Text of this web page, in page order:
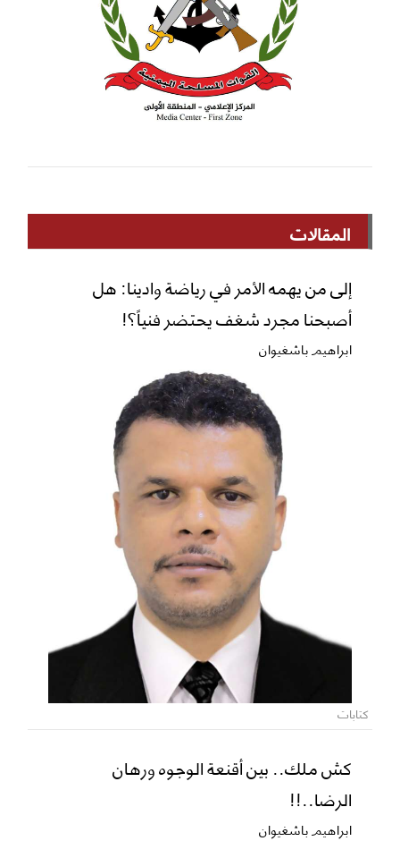
المقالات
إلى من يهمه الأمر في رياضة وادينا: هل
أصبحنا مجرد شغف يحتضر فنياً؟!
ابراهيم باشغيوان
كتابات
كش ملك.. بين أقنعة الوجوه ورهان
الرضا..!!
ابراهيم باشغيوان